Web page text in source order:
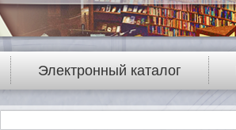
Электронный каталог